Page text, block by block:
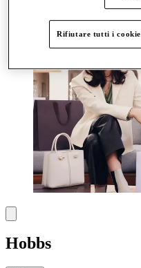
Hobbs
Rifiutare tutti i cookie